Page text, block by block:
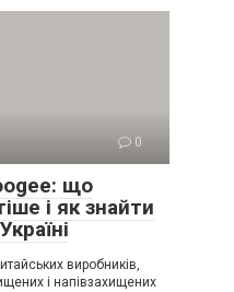
0
що
і як знайти
виробників,
і напівзахищених